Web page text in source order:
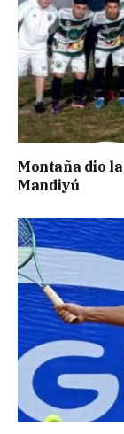
Montaña dio
Mandiyú